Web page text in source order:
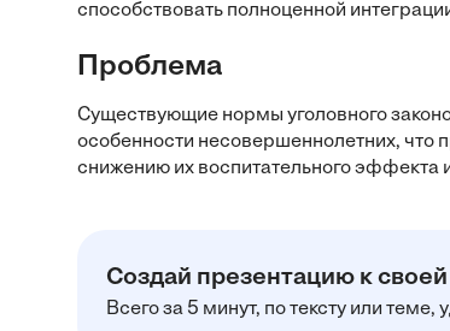
способствовать полноценной
Проблема
Существующие нормы уголовного
особенности несовершеннолетних, что
снижению их воспитательного эффекта
Создай презентацию к
Всего за 5 минут, по тексту или теме,